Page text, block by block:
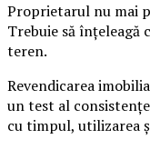
Proprietarul nu mai
Trebuie să
teren.
Revendicarea
un test al
cu timpul, utilizarea